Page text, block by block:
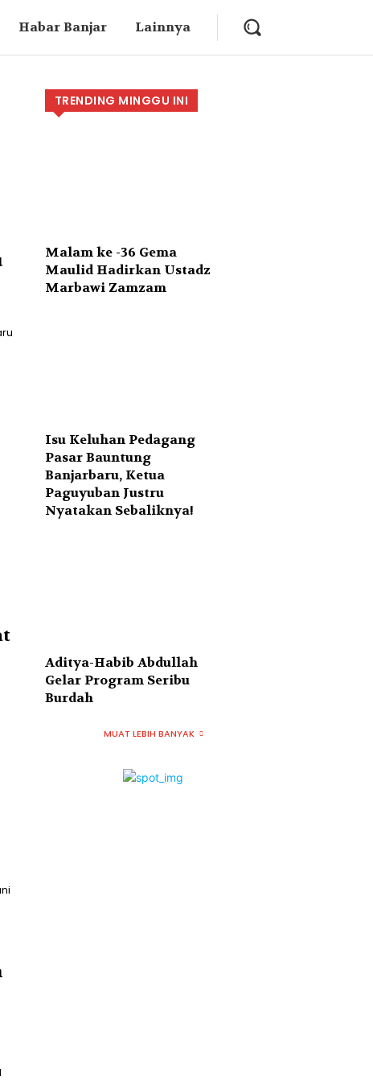
Habar Banjar Lainnya
TRENDING MINGGU INI
Malam ke -36 Gema
Maulid Hadirkan Ustadz
Marbawi Zamzam
Isu Keluhan Pedagang
Pasar Bauntung
Banjarbaru, Ketua
Paguyuban Justru
Nyatakan Sebaliknya!
Aditya-Habib Abdullah
Gelar Program Seribu
Burdah
MUAT LEBIH BANYAK